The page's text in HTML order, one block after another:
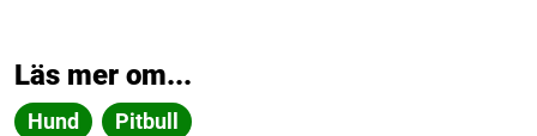
Läs mer om...
Hund Pitbull